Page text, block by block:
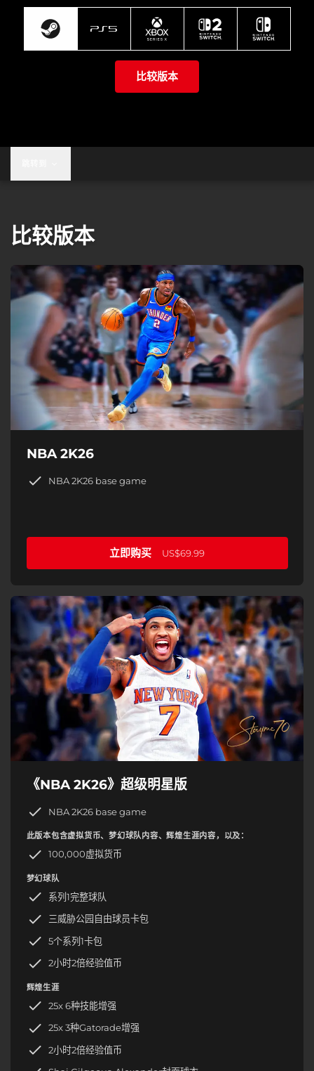
比较版本
比较版本
NBA 2K26
NBA 2K26 base game
立即购买 US$69.99
《NBA 2K26》超级明星版
NBA 2K26 base game
此版本包含虚拟货币、梦幻球队内容、辉煌生涯内容，以及：
100,000虚拟货币
梦幻球队
系列1完整球队
三威胁公园自由球员卡包
5个系列1卡包
2小时2倍经验值币
辉煌生涯
25x 6种技能增强
25x 3种Gatorade增强
2小时2倍经验值币